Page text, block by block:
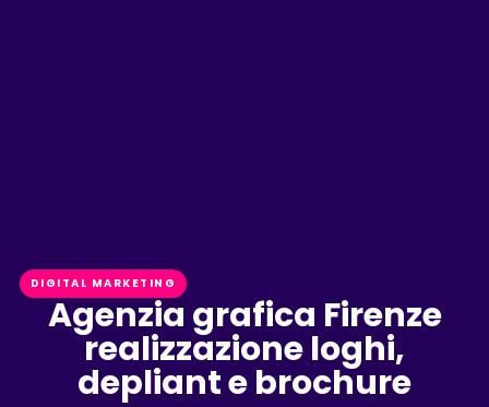
DIGITAL MARKETING
Agenzia grafica Firenze
realizzazione loghi,
depliant e brochure